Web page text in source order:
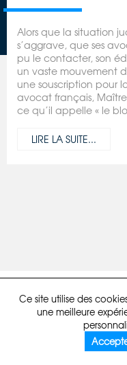
Ce site utilise des
une meilleure
Alors que la situation
s’aggrave, que ses
pu le contacter, son
un vaste mouvement
une souscription pour
avocat français,
ce qu’il appelle « le
LIRE LA SUITE...